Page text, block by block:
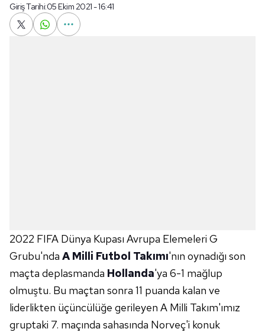
Giriş Tarihi:05 Ekim 2021 - 16:41
2022 FIFA Dünya Kupası Avrupa Elemeleri G
Grubu'nda A Milli Futbol Takımı'nın oynadığı son
maçta deplasmanda Hollanda'ya 6-1 mağlup
olmuştu. Bu maçtan sonra 11 puanda kalan ve
liderlikten üçüncülüğe gerileyen A Milli Takım'ımız
gruptaki 7. maçında sahasında Norveç'i konuk